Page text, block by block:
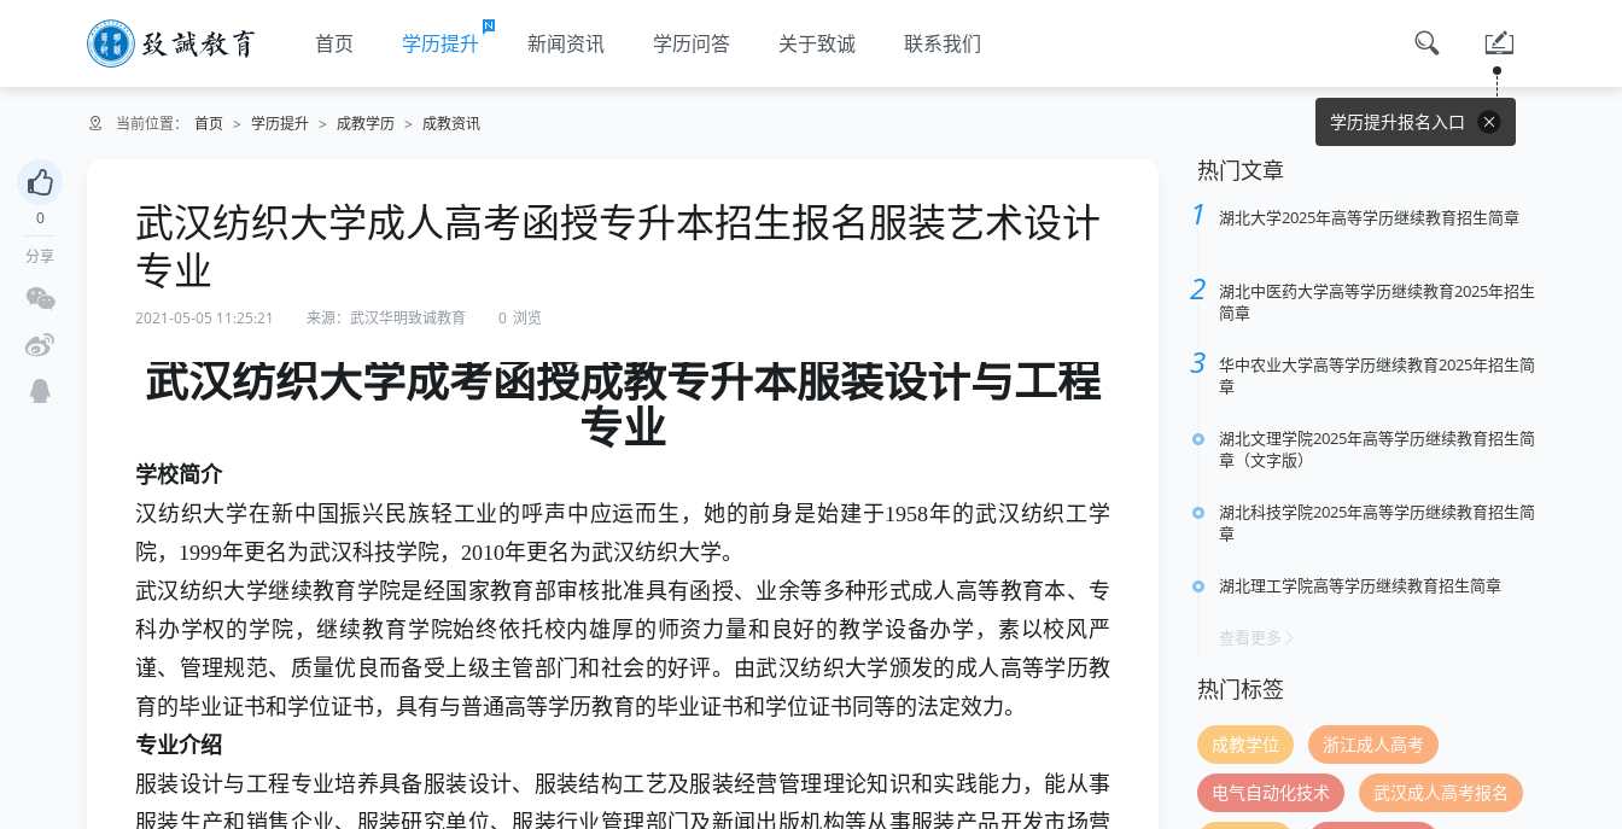
首页 学历提升 新闻资讯 学历问答 关于致诚 联系我们
学历提升报名入口
当前位置： 首页 > 学历提升 > 成教学历 > 成教资讯
0
分享
武汉纺织大学成人高考函授专升本招生报名服装艺术设计
专业
2021-05-05 11:25:21 来源：武汉华明致诚教育 0 浏览
武汉纺织大学成考函授成教专升本服装设计与工程
专业
学校简介
汉纺织大学在新中国振兴民族轻工业的呼声中应运而生，她的前身是始建于1958年的武汉纺织工学
院，1999年更名为武汉科技学院，2010年更名为武汉纺织大学。
武汉纺织大学继续教育学院是经国家教育部审核批准具有函授、业余等多种形式成人高等教育本、专
科办学权的学院，继续教育学院始终依托校内雄厚的师资力量和良好的教学设备办学，素以校风严
谨、管理规范、质量优良而备受上级主管部门和社会的好评。由武汉纺织大学颁发的成人高等学历教
育的毕业证书和学位证书，具有与普通高等学历教育的毕业证书和学位证书同等的法定效力。
专业介绍
服装设计与工程专业培养具备服装设计、服装结构工艺及服装经营管理理论知识和实践能力，能从事
服装生产和销售企业、服装研究单位、服装行业管理部门及新闻出版机构等从事服装产品开发市场营
热门文章
湖北大学2025年高等学历继续教育招生简章
湖北中医药大学高等学历继续教育2025年招生
简章
华中农业大学高等学历继续教育2025年招生简
章
湖北文理学院2025年高等学历继续教育招生简
章（文字版）
湖北科技学院2025年高等学历继续教育招生简
章
湖北理工学院高等学历继续教育招生简章
查看更多
热门标签
成教学位 浙江成人高考
电气自动化技术 武汉成人高考报名